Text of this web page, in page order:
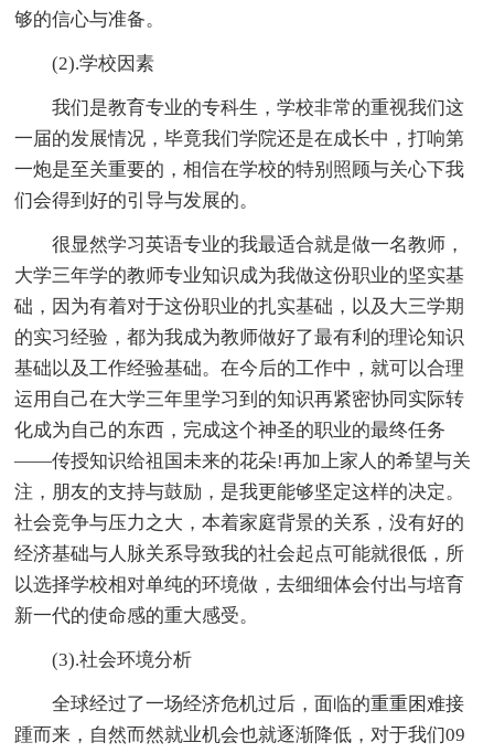
够的信心与准备。
(2).学校因素
我们是教育专业的专科生，学校非常的重视我们这
一届的发展情况，毕竟我们学院还是在成长中，打响第
一炮是至关重要的，相信在学校的特别照顾与关心下我
们会得到好的引导与发展的。
很显然学习英语专业的我最适合就是做一名教师，
大学三年学的教师专业知识成为我做这份职业的坚实基
础，因为有着对于这份职业的扎实基础，以及大三学期
的实习经验，都为我成为教师做好了最有利的理论知识
基础以及工作经验基础。在今后的工作中，就可以合理
运用自己在大学三年里学习到的知识再紧密协同实际转
化成为自己的东西，完成这个神圣的职业的最终任务
——传授知识给祖国未来的花朵!再加上家人的希望与关
注，朋友的支持与鼓励，是我更能够坚定这样的决定。
社会竞争与压力之大，本着家庭背景的关系，没有好的
经济基础与人脉关系导致我的社会起点可能就很低，所
以选择学校相对单纯的环境做，去细细体会付出与培育
新一代的使命感的重大感受。
(3).社会环境分析
全球经过了一场经济危机过后，面临的重重困难接
踵而来，自然而然就业机会也就逐渐降低，对于我们09